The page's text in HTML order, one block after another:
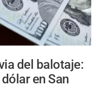
del balotaje:
en San